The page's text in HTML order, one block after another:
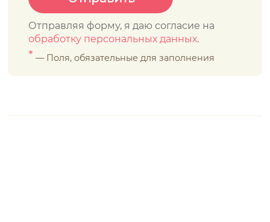
Отправляя форму, я даю согласие на
обработку персональных данных.
* — Поля, обязательные для заполнения